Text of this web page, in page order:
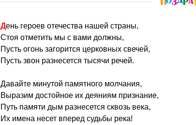
День героев отечества нашей страны,
Стоя отметить мы с вами должны,
Пусть огонь загорится церковных свечей,
Пусть звон разнесется тысячи речей.
Давайте минутой памятного молчания,
Выразим достойное их деяниям признание,
Путь памяти дым разнесется сквозь века,
Их имена несет вперед судьбы река!